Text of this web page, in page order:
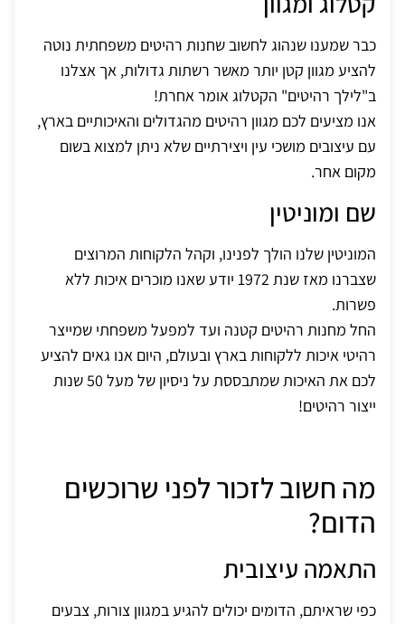
כבר שמענו שנהוג לחשוב שחנות רהיטים משפחתית נוטה
להציע מגוון קטן יותר מאשר רשתות גדולות, אך אצלנו
ב"לילך רהיטים" הקטלוג אומר אחרת!
אנו מציעים לכם מגוון רהיטים מהגדולים והאיכותיים בארץ,
עם עיצובים מושכי עין ויצירתיים שלא ניתן למצוא בשום
מקום אחר.
שם ומוניטין
המוניטין שלנו הולך לפנינו, וקהל הלקוחות המרוצים
שצברנו מאז שנת 1972 יודע שאנו מוכרים איכות ללא
פשרות.
החל מחנות רהיטים קטנה ועד למפעל משפחתי שמייצר
רהיטי איכות ללקוחות בארץ ובעולם, היום אנו גאים להציע
לכם את האיכות שמתבססת על ניסיון של מעל 50 שנות
ייצור רהיטים!
מה חשוב לזכור לפני שרוכשים
הדום?
התאמה עיצובית
כפי שראיתם, הדומים יכולים להגיע במגוון צורות, צבעים